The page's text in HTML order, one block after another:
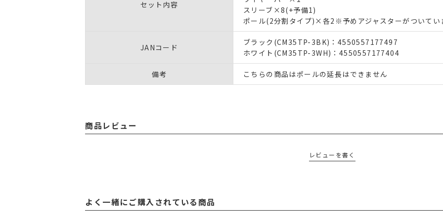
セット内容
スリーブ×8(+予備1)
ポール(2分割タイプ)×各2※予めアジャスターがついてい
JANコード
ブラック(CM35TP-3BK)：4550557177497
ホワイト(CM35TP-3WH)：4550557177404
備考 こちらの商品はポールの延長はできません
商品レビュー
レビューを書く
よく一緒にご購入されている商品